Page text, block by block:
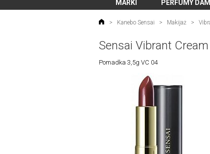
MARKI PERFUMY
> Kanebo Sensai > Makijaż >
Sensai Vibrant
Pomadka 3,5g VC 04